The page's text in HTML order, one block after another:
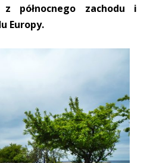
północnego zachodu i
Europy.